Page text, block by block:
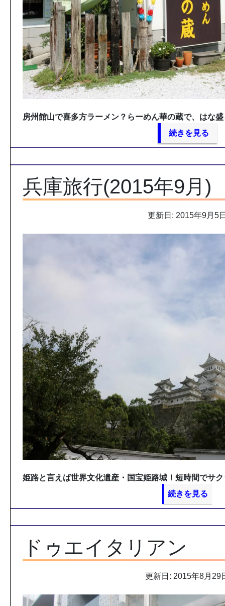
房州館山で喜多方ラーメン？らーめん華の蔵で、はな
続きを見る
兵庫旅行(2015年9月)
更新日: 2015年9月5
姫路と言えば世界文化遺産・国宝姫路城！短時間でサ
続きを見る
ドゥエイタリアン
更新日: 2015年8月29